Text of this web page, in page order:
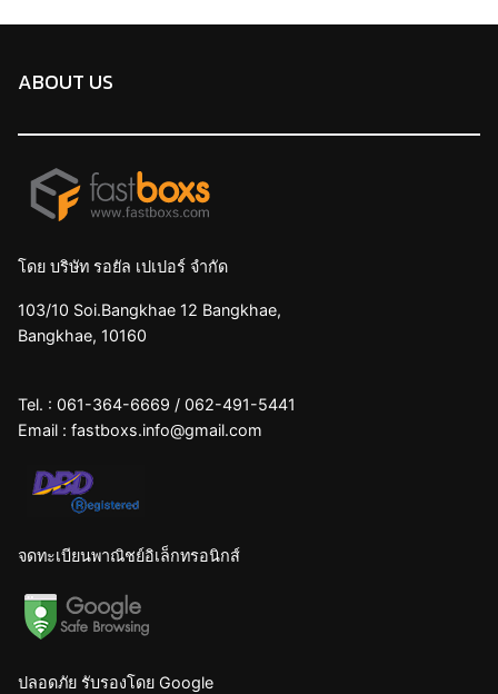
ABOUT US
โดย บริษัท รอยัล เปเปอร์ จำกัด
103/10 Soi.Bangkhae 12 Bangkhae,
Bangkhae, 10160
Tel. : 061-364-6669 / 062-491-5441
Email : fastboxs.info@gmail.com
จดทะเบียนพาณิชย์อิเล็กทรอนิกส์
ปลอดภัย รับรองโดย Google